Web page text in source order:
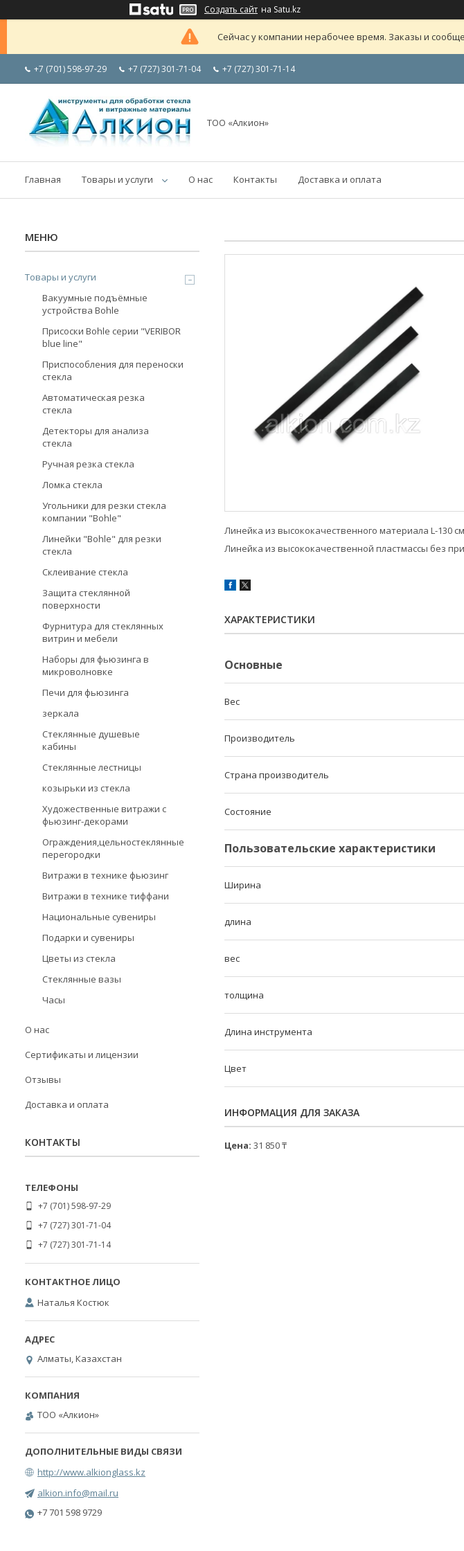
Создать сайт на Satu.kz
Сейчас у компании нерабочее время. Заказы и
+7 (701) 598-97-29 +7 (727) 301-71-04 +7 (727) 301-71-14
ТОО «Алкион»
Главная Товары и услуги О нас Контакты Доставка и оплата
Линейка из высококачественного материала L-130
Линейка из высококачественной пластмассы без
ХАРАКТЕРИСТИКИ
Основные
Вес
Производитель
Страна производитель
Состояние
Пользовательские характеристики
Ширина
длина
вес
толщина
Длина инструмента
Цвет
ИНФОРМАЦИЯ ДЛЯ ЗАКАЗА
Цена: 31 850 ₸
Товары и услуги
Вакуумные подъёмные
устройства Bohle
Присоски Bohle серии "VERIBOR
blue line"
Приспособления для переноски
стекла
Автоматическая резка
стекла
Детекторы для анализа
стекла
Ручная резка стекла
Ломка стекла
Угольники для резки стекла
компании "Bohle"
Линейки "Bohle" для резки
стекла
Склеивание стекла
Защита стеклянной
поверхности
Фурнитура для стеклянных
витрин и мебели
Наборы для фьюзинга в
микроволновке
Печи для фьюзинга
зеркала
Стеклянные душевые
кабины
Стеклянные лестницы
козырьки из стекла
Художественные витражи с
фьюзинг-декорами
Ограждения,цельностеклянные
перегородки
Витражи в технике фьюзинг
Витражи в технике тиффани
Национальные сувениры
Подарки и сувениры
Цветы из стекла
Стеклянные вазы
Часы
О нас
Сертификаты и лицензии
Отзывы
Доставка и оплата
КОНТАКТЫ
+7 (701) 598-97-29
+7 (727) 301-71-04
+7 (727) 301-71-14
Наталья Костюк
Алматы, Казахстан
ТОО «Алкион»
http://www.alkionglass.kz
alkion.info@mail.ru
+7 701 598 9729